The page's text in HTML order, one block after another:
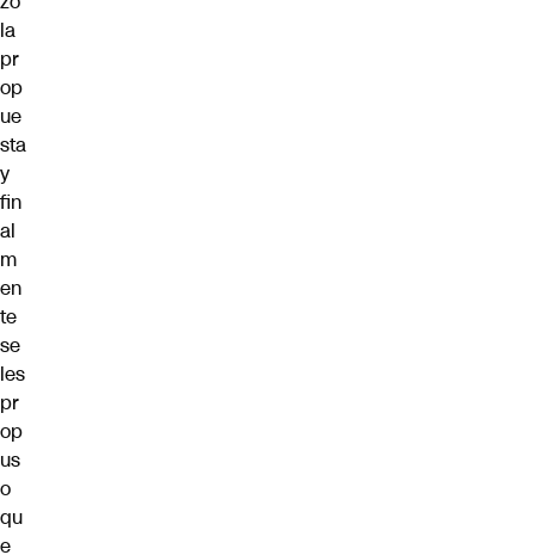
la
pr
op
ue
sta
y
fin
al
m
en
te
se
les
pr
op
us
o
qu
e